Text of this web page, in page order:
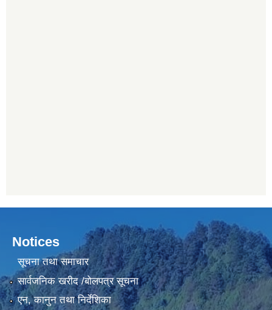
Notices
सूचना तथा समाचार
सार्वजनिक खरीद /बोलपत्र सूचना
एन, कानुन तथा निर्देशिका